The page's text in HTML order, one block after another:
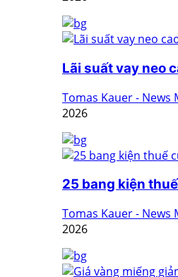
Lãi suất vay neo
Tomas Kauer - News
2026
25 bang kiện
Tomas Kauer - News
2026